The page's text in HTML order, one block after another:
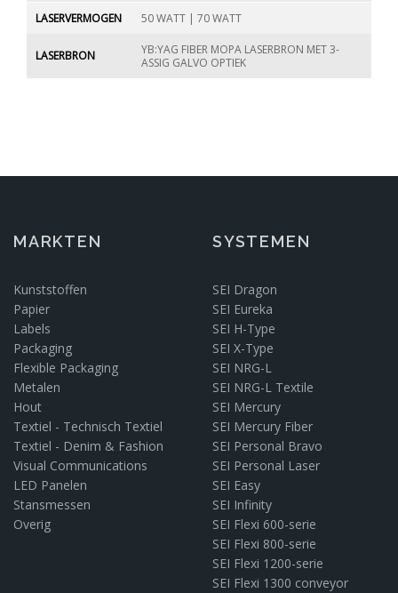
LASERVERMOGEN 50 WATT | 70 WATT
LASERBRON
YB:YAG FIBER MOPA LASERBRON MET 3-
ASSIG GALVO OPTIEK
MARKTEN
Kunststoffen
Papier
Labels
Packaging
Flexible Packaging
Metalen
Hout
Textiel - Technisch Textiel
Textiel - Denim & Fashion
Visual Communications
LED Panelen
Stansmessen
Overig
SYSTEMEN
SEI Dragon
SEI Eureka
SEI H-Type
SEI X-Type
SEI NRG-L
SEI NRG-L Textile
SEI Mercury
SEI Mercury Fiber
SEI Personal Bravo
SEI Personal Laser
SEI Easy
SEI Infinity
SEI Flexi 600-serie
SEI Flexi 800-serie
SEI Flexi 1200-serie
SEI Flexi 1300 conveyor